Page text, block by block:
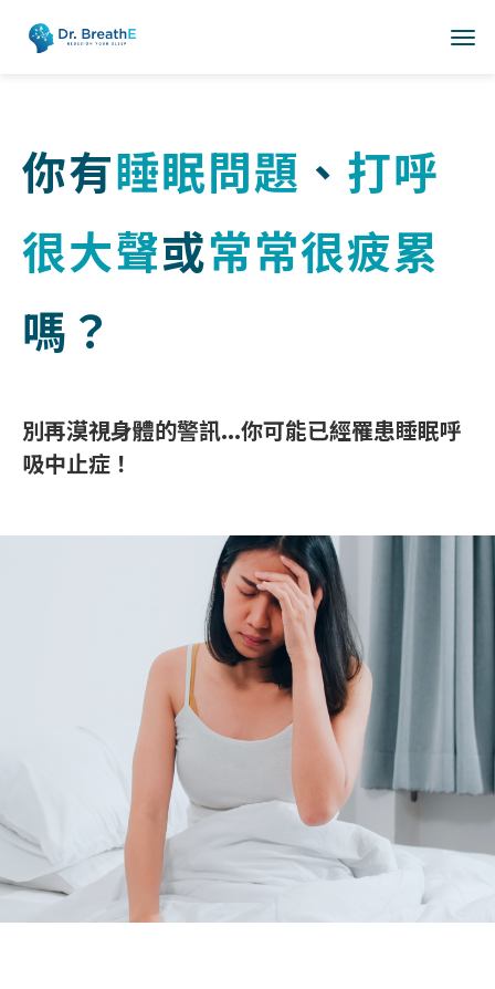
你有睡眠問題 、 打呼
很大聲或常常很疲累
嗎？
別再漠視身體的警訊...你可能已經罹患睡眠呼
吸中止症！